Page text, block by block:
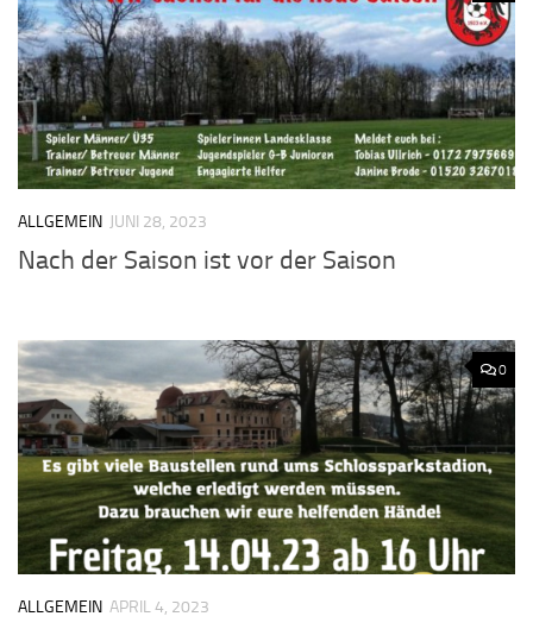
ALLGEMEIN JUNI 28, 2023
Nach der Saison ist vor der Saison
0
ALLGEMEIN APRIL 4, 2023